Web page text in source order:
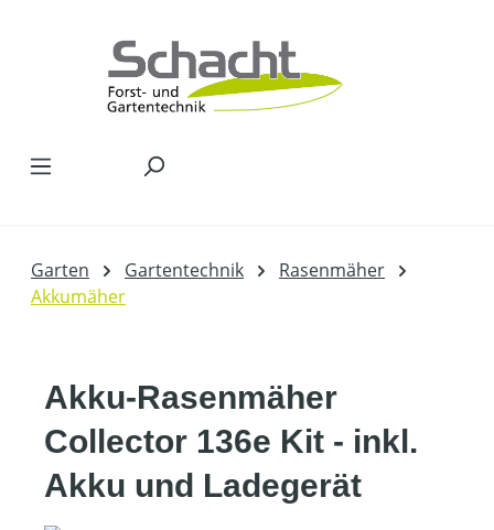
Garten Gartentechnik
Rasenmäher
Akkumäher
Akku-Rasenmäher
Collector 136e Kit - inkl.
Akku und Ladegerät